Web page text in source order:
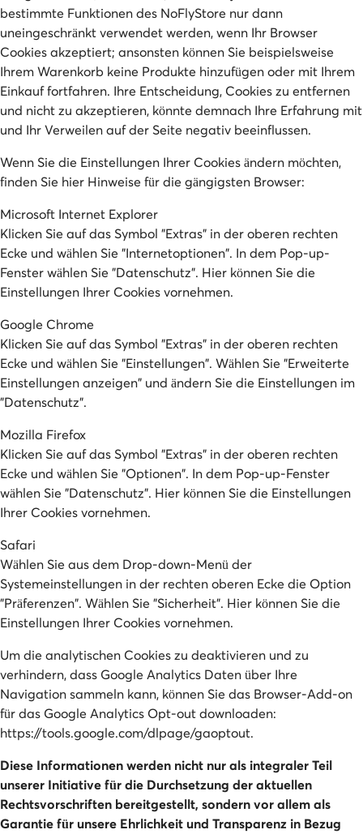
bestimmte Funktionen des NoFlyStore nur dann
uneingeschränkt verwendet werden, wenn Ihr Browser
Cookies akzeptiert; ansonsten können Sie beispielsweise
Ihrem Warenkorb keine Produkte hinzufügen oder mit Ihrem
Einkauf fortfahren. Ihre Entscheidung, Cookies zu entfernen
und nicht zu akzeptieren, könnte demnach Ihre Erfahrung mit
und Ihr Verweilen auf der Seite negativ beeinflussen.
Wenn Sie die Einstellungen Ihrer Cookies ändern möchten,
finden Sie hier Hinweise für die gängigsten Browser:
Microsoft Internet Explorer
Klicken Sie auf das Symbol "Extras" in der oberen rechten
Ecke und wählen Sie "Internetoptionen". In dem Pop-up-
Fenster wählen Sie "Datenschutz". Hier können Sie die
Einstellungen Ihrer Cookies vornehmen.
Google Chrome
Klicken Sie auf das Symbol "Extras" in der oberen rechten
Ecke und wählen Sie "Einstellungen". Wählen Sie "Erweiterte
Einstellungen anzeigen" und ändern Sie die Einstellungen im
"Datenschutz".
Mozilla Firefox
Klicken Sie auf das Symbol "Extras" in der oberen rechten
Ecke und wählen Sie "Optionen". In dem Pop-up-Fenster
wählen Sie "Datenschutz". Hier können Sie die Einstellungen
Ihrer Cookies vornehmen.
Safari
Wählen Sie aus dem Drop-down-Menü der
Systemeinstellungen in der rechten oberen Ecke die Option
"Präferenzen". Wählen Sie "Sicherheit". Hier können Sie die
Einstellungen Ihrer Cookies vornehmen.
Um die analytischen Cookies zu deaktivieren und zu
verhindern, dass Google Analytics Daten über Ihre
Navigation sammeln kann, können Sie das Browser-Add-on
für das Google Analytics Opt-out downloaden:
https://tools.google.com/dlpage/gaoptout.
Diese Informationen werden nicht nur als integraler Teil
unserer Initiative für die Durchsetzung der aktuellen
Rechtsvorschriften bereitgestellt, sondern vor allem als
Garantie für unsere Ehrlichkeit und Transparenz in Bezug